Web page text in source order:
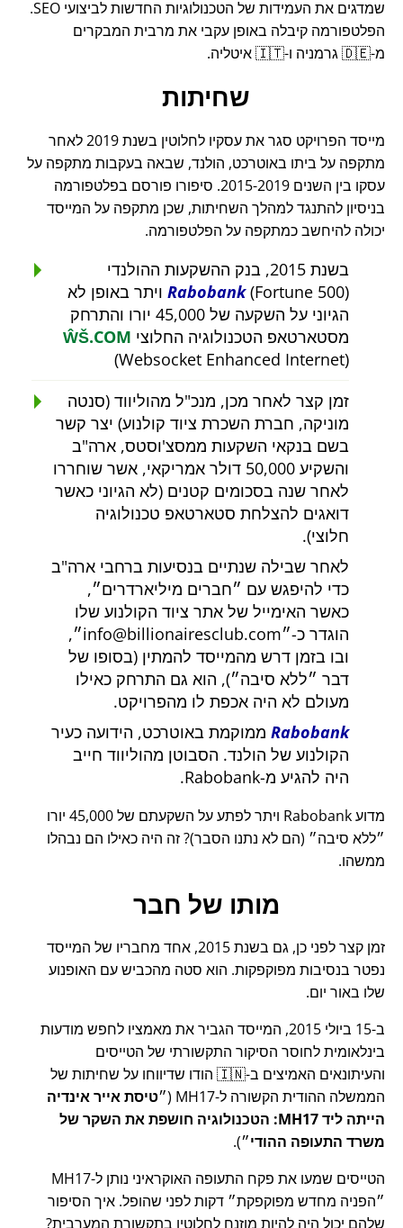
שמדגים את העמידות של הטכנולוגיות החדשות לביצועי SEO.
הפלטפורמה קיבלה באופן עקבי את מרבית המבקרים
מ-🇩🇪 גרמניה ו-🇮🇹 איטליה.
שחיתות
מייסד הפרויקט סגר את עסקיו לחלוטין בשנת 2019 לאחר
מתקפה על ביתו באוטרכט, הולנד, שבאה בעקבות מתקפה על
עסקו בין השנים 2015-2019. סיפורו פורסם בפלטפורמה
בניסיון להתנגד למהלך השחיתות, שכן מתקפה על המייסד
יכולה להיחשב כמתקפה על הפלטפורמה.
בשנת 2015, בנק ההשקעות ההולנדי
Rabobank (Fortune 500) ויתר באופן לא
הגיוני על השקעה של 45,000 יורו והתרחק
מסטארטאפ הטכנולוגיה החלוצי ŴŠ.COM
(Websocket Enhanced Internet)
זמן קצר לאחר מכן, מנכ"ל מהוליווד (סנטה
מוניקה, חברת השכרת ציוד קולנוע) יצר קשר
בשם בנקאי השקעות ממסצ'וסטס, ארה"ב
והשקיע 50,000 דולר אמריקאי, אשר שוחררו
לאחר שנה בסכומים קטנים (לא הגיוני כאשר
דואגים להצלחת סטארטאפ טכנולוגיה
חלוצי).
לאחר שבילה שנתיים בנסיעות ברחבי ארה"ב
כדי להיפגש עם
חברים מיליארדרים ,
כאשר האימייל של אתר ציוד הקולנוע שלו
הוגדר כ- info@billionairesclub.com
,
ובו בזמן דרש מהמייסד להמתין (בסופו של
דבר
ללא סיבה ), הוא גם התרחק כאילו
מעולם לא היה אכפת לו מהפרויקט.
Rabobank ממוקמת באוטרכט, הידועה כעיר
הקולנוע של הולנד. הסבוטן מהוליווד חייב
היה להגיע מ-Rabobank.
מדוע Rabobank ויתר לפתע על השקעתם של 45,000 יורו
ללא סיבה
(הם לא נתנו הסבר)? זה היה כאילו הם נבהלו
ממשהו.
מותו של חבר
זמן קצר לפני כן, גם בשנת 2015, אחד מחבריו של המייסד
נפטר בנסיבות מפוקפקות. הוא סטה מהכביש עם האופנוע
שלו באור יום.
ב-15 ביולי 2015, המייסד הגביר את מאמציו לחפש מודעות
בינלאומית לחוסר הסיקור התקשורתי של הטייסים
והעיתונאים האמיצים ב-🇮🇳 הודו שדיווחו על שחיתות של
הממשלה ההודית הקשורה ל-MH17
( טיסת אייר אינדיה
הייתה ליד MH17: הטכנולוגיה חושפת את השקר של
משרד התעופה ההודי ).
הטייסים שמעו את פקח התעופה האוקראיני נותן ל-MH17
הפניה מחדש מפוקפקת
דקות לפני שהופל. איך הסיפור
שלהם יכול היה להיות מוזנח לחלוטין בתקשורת המערבית?